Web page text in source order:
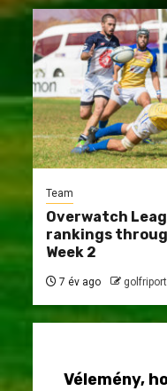
Team
Overwatch
rankings
Week 2
7 év ago
Vélemény,